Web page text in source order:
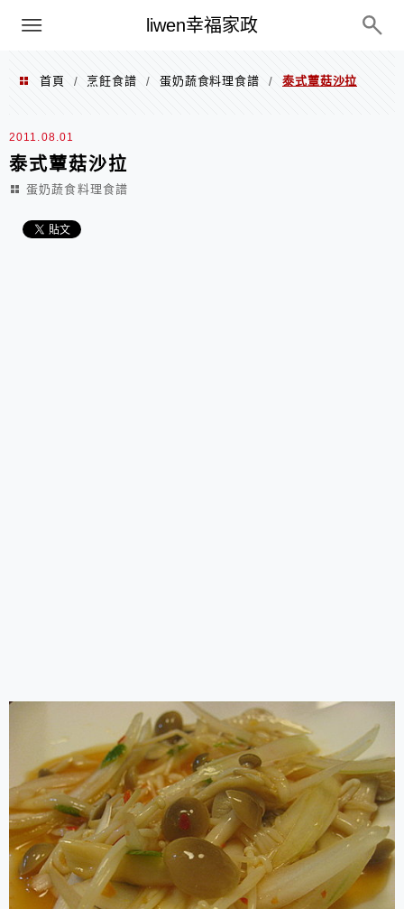
liwen幸福家政
menu
首頁 / 烹飪食譜 / 蛋奶蔬食料理食譜 / 泰式蕈菇沙拉
2011.08.01
泰式蕈菇沙拉
蛋奶蔬食料理食譜